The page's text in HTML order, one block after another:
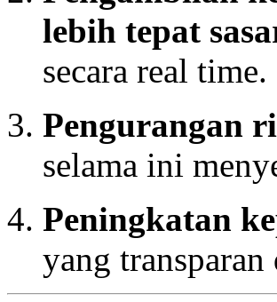
lebih tepat
secara real time.
Pengurangan
selama ini
Peningkatan
yang